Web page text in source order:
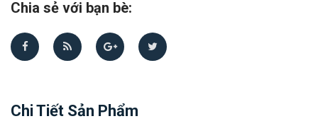
Chia sẻ với bạn bè:
Chi Tiết Sản Phẩm